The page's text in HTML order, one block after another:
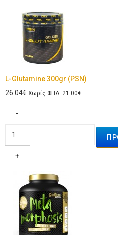
L-Glutamine 300gr (PSN)
26.04€ Χωρίς ΦΠΑ: 21.00€
-
+